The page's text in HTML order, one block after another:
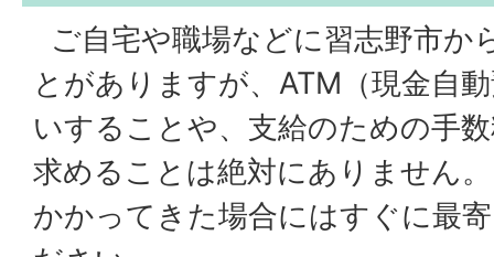
ご自宅や職場などに習志野市か
とがありますが、ATM（現金自
いすることや、支給のための手
求めることは絶対にありません
かかってきた場合にはすぐに最